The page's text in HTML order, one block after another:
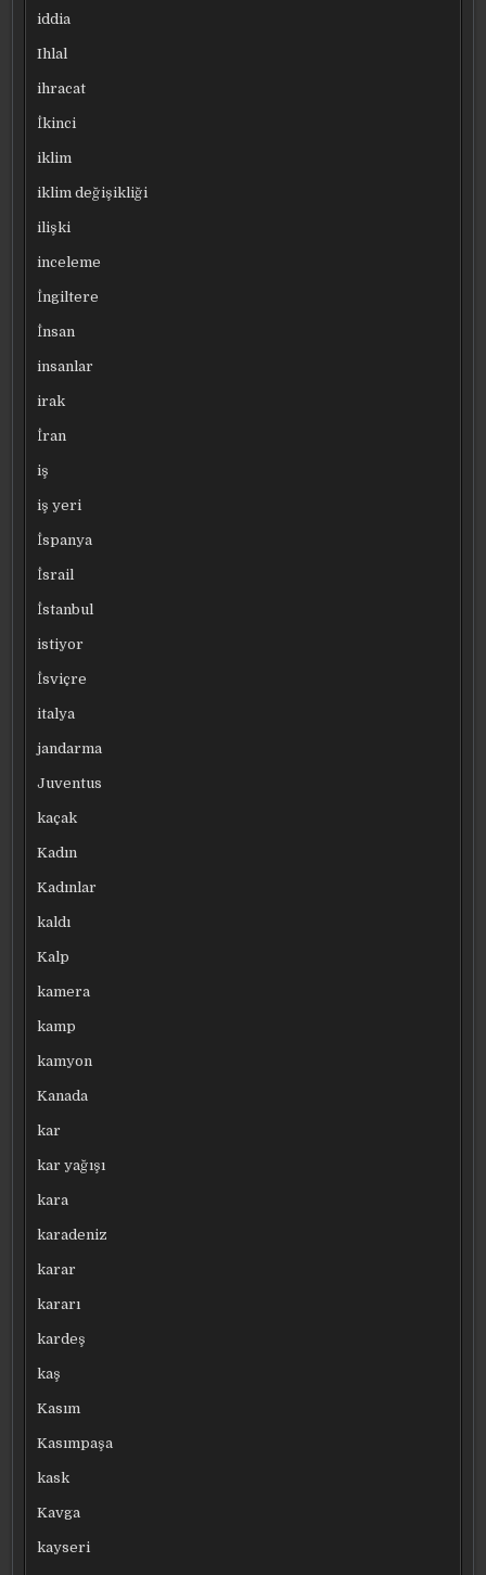
iddia
Ihlal
ihracat
İkinci
iklim
iklim değişikliği
ilişki
inceleme
İngiltere
İnsan
insanlar
irak
İran
iş
iş yeri
İspanya
İsrail
İstanbul
istiyor
İsviçre
italya
jandarma
Juventus
kaçak
Kadın
Kadınlar
kaldı
Kalp
kamera
kamp
kamyon
Kanada
kar
kar yağışı
kara
karadeniz
karar
kararı
kardeş
kaş
Kasım
Kasımpaşa
kask
Kavga
kayseri